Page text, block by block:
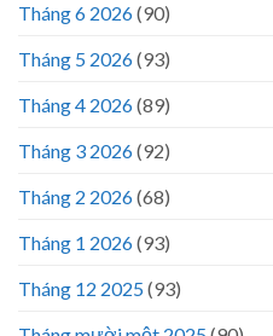
Tháng 6 2026(90)
Tháng 5 2026(93)
Tháng 4 2026(89)
Tháng 3 2026(92)
Tháng 2 2026(68)
Tháng 1 2026(93)
Tháng 12 2025(93)